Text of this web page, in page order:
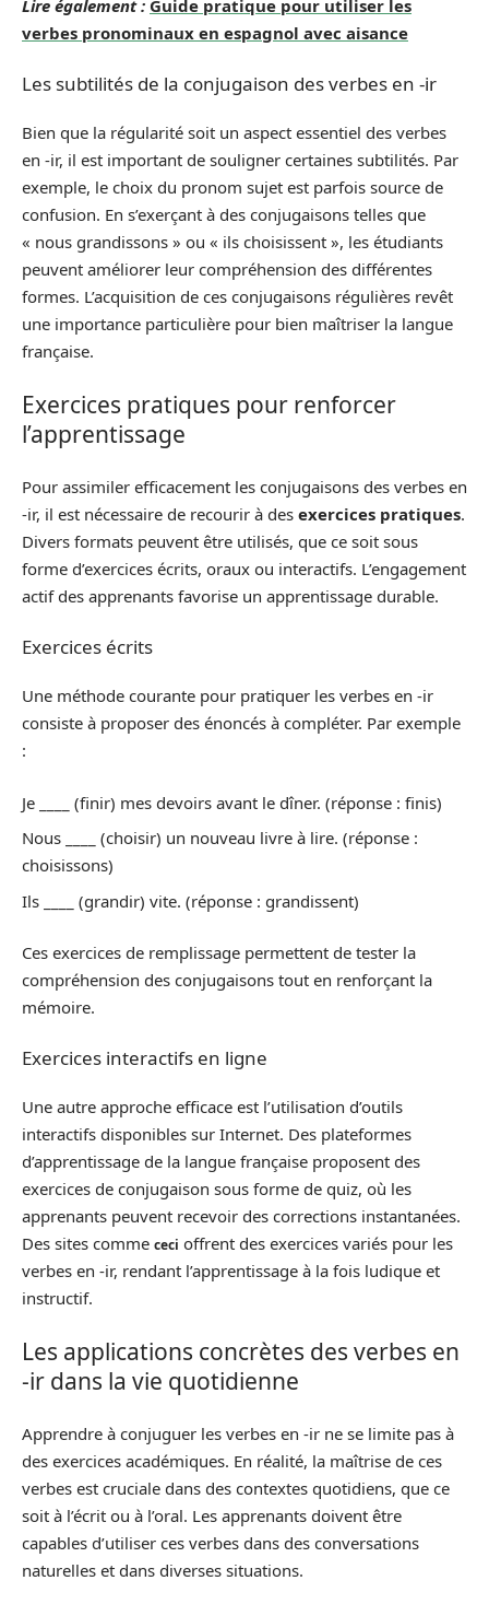
Lire également : Guide pratique pour utiliser les
verbes pronominaux en espagnol avec aisance
Les subtilités de la conjugaison des verbes en -ir
Bien que la régularité soit un aspect essentiel des verbes
en -ir, il est important de souligner certaines subtilités. Par
exemple, le choix du pronom sujet est parfois source de
confusion. En s’exerçant à des conjugaisons telles que
« nous grandissons » ou « ils choisissent », les étudiants
peuvent améliorer leur compréhension des différentes
formes. L’acquisition de ces conjugaisons régulières revêt
une importance particulière pour bien maîtriser la langue
française.
Exercices pratiques pour renforcer
l’apprentissage
Pour assimiler efficacement les conjugaisons des verbes en
-ir, il est nécessaire de recourir à des exercices pratiques.
Divers formats peuvent être utilisés, que ce soit sous
forme d’exercices écrits, oraux ou interactifs. L’engagement
actif des apprenants favorise un apprentissage durable.
Exercices écrits
Une méthode courante pour pratiquer les verbes en -ir
consiste à proposer des énoncés à compléter. Par exemple
:
Je ____ (finir) mes devoirs avant le dîner. (réponse : finis)
Nous ____ (choisir) un nouveau livre à lire. (réponse :
choisissons)
Ils ____ (grandir) vite. (réponse : grandissent)
Ces exercices de remplissage permettent de tester la
compréhension des conjugaisons tout en renforçant la
mémoire.
Exercices interactifs en ligne
Une autre approche efficace est l’utilisation d’outils
interactifs disponibles sur Internet. Des plateformes
d’apprentissage de la langue française proposent des
exercices de conjugaison sous forme de quiz, où les
apprenants peuvent recevoir des corrections instantanées.
Des sites comme ceci offrent des exercices variés pour les
verbes en -ir, rendant l’apprentissage à la fois ludique et
instructif.
Les applications concrètes des verbes en
-ir dans la vie quotidienne
Apprendre à conjuguer les verbes en -ir ne se limite pas à
des exercices académiques. En réalité, la maîtrise de ces
verbes est cruciale dans des contextes quotidiens, que ce
soit à l’écrit ou à l’oral. Les apprenants doivent être
capables d’utiliser ces verbes dans des conversations
naturelles et dans diverses situations.